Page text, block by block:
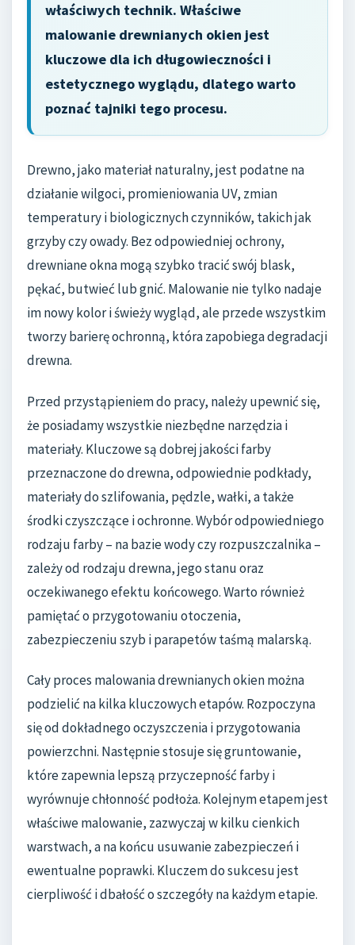
właściwych technik. Właściwe
malowanie drewnianych okien jest
kluczowe dla ich długowieczności i
estetycznego wyglądu, dlatego warto
poznać tajniki tego procesu.
Drewno, jako materiał naturalny, jest podatne na
działanie wilgoci, promieniowania UV, zmian
temperatury i biologicznych czynników, takich jak
grzyby czy owady. Bez odpowiedniej ochrony,
drewniane okna mogą szybko tracić swój blask,
pękać, butwieć lub gnić. Malowanie nie tylko nadaje
im nowy kolor i świeży wygląd, ale przede wszystkim
tworzy barierę ochronną, która zapobiega degradacji
drewna.
Przed przystąpieniem do pracy, należy upewnić się,
że posiadamy wszystkie niezbędne narzędzia i
materiały. Kluczowe są dobrej jakości farby
przeznaczone do drewna, odpowiednie podkłady,
materiały do szlifowania, pędzle, wałki, a także
środki czyszczące i ochronne. Wybór odpowiedniego
rodzaju farby – na bazie wody czy rozpuszczalnika –
zależy od rodzaju drewna, jego stanu oraz
oczekiwanego efektu końcowego. Warto również
pamiętać o przygotowaniu otoczenia,
zabezpieczeniu szyb i parapetów taśmą malarską.
Cały proces malowania drewnianych okien można
podzielić na kilka kluczowych etapów. Rozpoczyna
się od dokładnego oczyszczenia i przygotowania
powierzchni. Następnie stosuje się gruntowanie,
które zapewnia lepszą przyczepność farby i
wyrównuje chłonność podłoża. Kolejnym etapem jest
właściwe malowanie, zazwyczaj w kilku cienkich
warstwach, a na końcu usuwanie zabezpieczeń i
ewentualne poprawki. Kluczem do sukcesu jest
cierpliwość i dbałość o szczegóły na każdym etapie.